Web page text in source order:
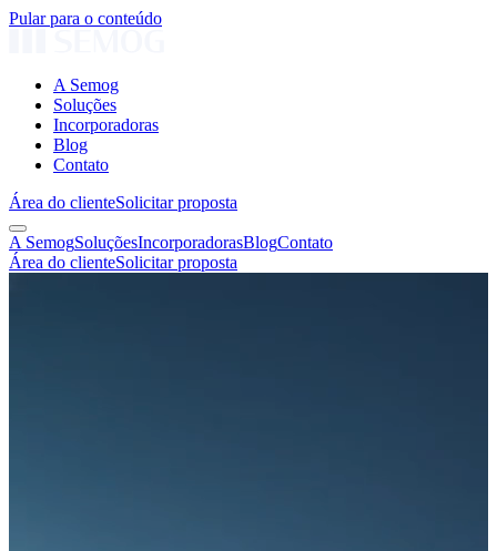
Pular para o conteúdo
A Semog
Soluções
Incorporadoras
Blog
Contato
Área do clienteSolicitar proposta
A SemogSoluçõesIncorporadorasBlogContato
Área do clienteSolicitar proposta